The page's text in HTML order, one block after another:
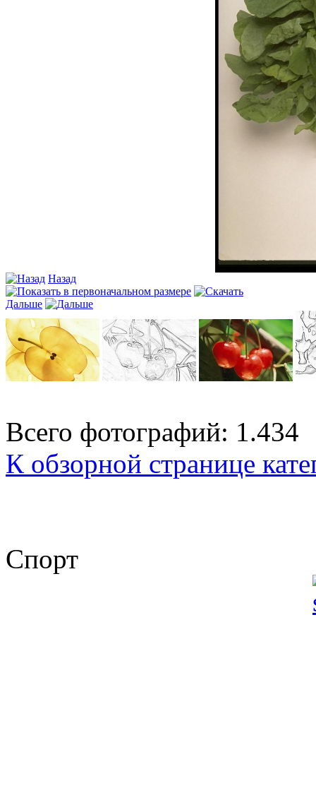
Назад
Дальше
Всего фотографий: 1.434
К обзорной странице
Спорт